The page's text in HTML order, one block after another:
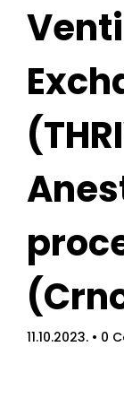
11.10.2023. • 0